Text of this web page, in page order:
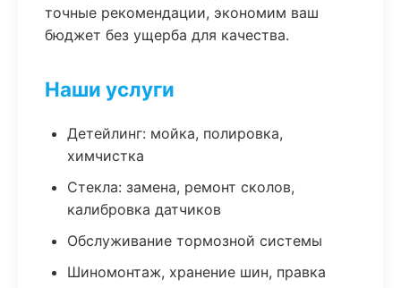
точные рекомендации, экономим ваш
бюджет без ущерба для качества.
Наши услуги
Детейлинг: мойка, полировка,
химчистка
Стекла: замена, ремонт сколов,
калибровка датчиков
Обслуживание тормозной системы
Шиномонтаж, хранение шин, правка